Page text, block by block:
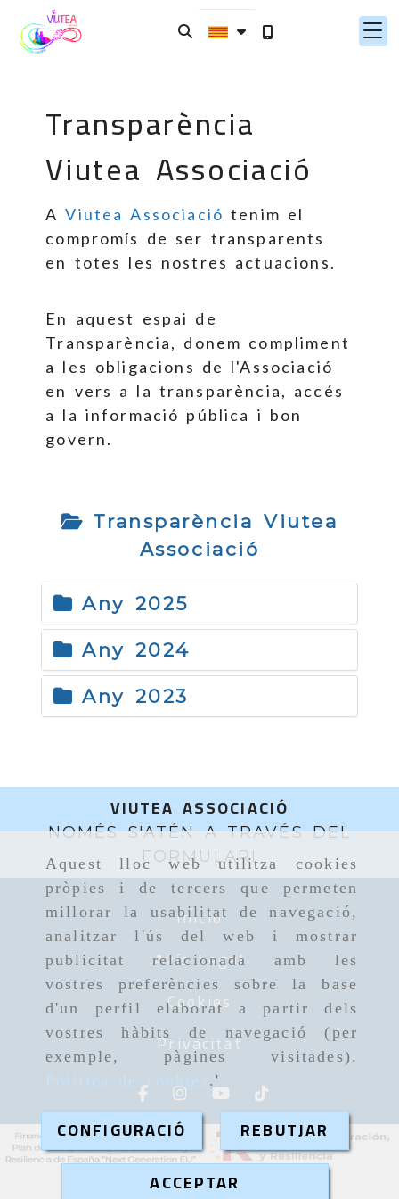
Aquest lloc web utilitza cookies
pròpies i de tercers que permeten
millorar la usabilitat de navegació,
analitzar l'ús del web i mostrar
publicitat relacionada amb les
vostres preferències sobre la base
d'un perfil elaborat a partir dels
vostres hàbits de navegació (per
exemple, pàgines visitades).
Política de cookies .'
CONFIGURACIÓ
REBUTJAR
ACCEPTAR
Transparència
Viutea Associació
AViutea Associació tenim el
compromís de ser transparents
en totes les nostres actuacions.
En aquest espai de
Transparència, donem compliment
a les obligacions de l'Associació
en vers a la transparència, accés
a la informació pública i bon
govern.
Transparència Viutea
Associació
Any 2025
Any 2024
Any 2023
VIUTEA ASSOCIACIÓ
NOMÉS S'ATÉN A TRAVÉS DEL
FORMULARI
Inicio
Avís Legal
Cookies
Privacitat